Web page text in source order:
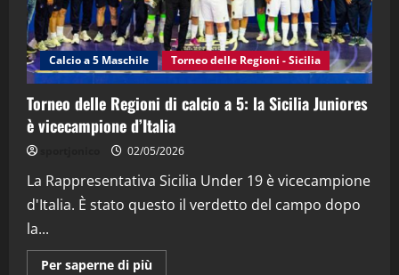
4
"SportEmpire" in Podcast Sport News
“SportEmpire” in Podcast: 27^ Puntata
(Martedi 14 Aprile 2026)
15/04/2026
"SportEmpire" in Podcast
“SportEmpire” in Podcast: 26^ Puntata
08/04/2026
Calcio a 5 Maschile Torneo delle Regioni - Sicilia
Torneo delle Regioni di calcio a 5: la Sicilia Juniores
è vicecampione d’Italia
02/05/2026
La Rappresentativa Sicilia Under 19 è vicecampione
d'Italia. È stato questo il verdetto del campo dopo
la...
Per saperne di più